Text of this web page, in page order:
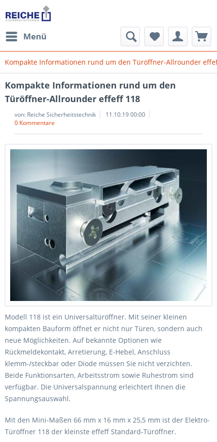
Menü
Kompakte Informationen rund um den Türöffner-Allrounder
Kompakte Informationen rund um den
Türöffner-Allrounder effeff 118
von: Reiche Sicherheitstechnik
11.10.19 00:00
0 Kommentare
Modell 118 ist ein Universaltüröffner. Mit seiner kleinen
kompakten Bauform öffnet er nicht nur Türen, sondern auch
neue Möglichkeiten. Auf bekannte Optionen wie
Rückmeldekontakt, Arretierung, E-Hebel, Anschluss
klemm-/steckbar oder Diode müssen Sie nicht verzichten.
Beide Funktionsarten, Arbeitsstrom sowie Ruhestrom sind
verfügbar. Die Universalspannung erleichtert Ihnen die
Spannungsauswahl.
Mit den Mini-Maßen 66 mm x 16 mm x 25,5 mm ist der Elektro-
Türöffner 118 der kleinste effeff Standard-Türöffner.